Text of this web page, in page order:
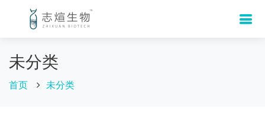
未分类
首页 未分类